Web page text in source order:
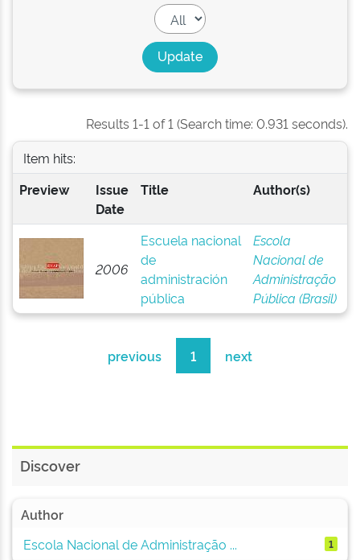
Results 1-1 of 1 (Search time: 0.931 seconds).
Item hits:
Preview
Issue
Date
Title Author(s)
2006
Escuela nacional
de
administración
pública
Escola
Nacional de
Administração
Pública (Brasil)
previous 1 next
Discover
Author
Escola Nacional de Administração ...
1